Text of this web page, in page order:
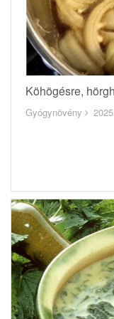
Köhögésre,
Gyógynövény